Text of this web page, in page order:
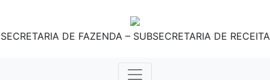
SECRETARIA DE FAZENDA – SUBSECRETARIA DE RECEITA